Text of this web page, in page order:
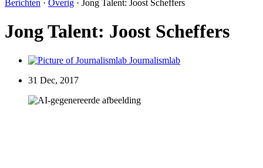
Berichten · Overig · Jong Talent: Joost Scheffers
Jong Talent: Joost Scheffers
Journalismlab
31 Dec, 2017